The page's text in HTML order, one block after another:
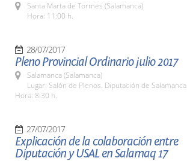
Santa Marta de Tormes (Salamanca)
Hora: 11:00 h.
28/07/2017
Pleno Provincial Ordinario julio 2017
Salamanca (Salamanca)
Lugar: Salón de Plenos. Diputación de Salamanca
Hora: 8:30 h.
27/07/2017
Explicación de la colaboración entre
Diputación y USAL en Salamaq 17